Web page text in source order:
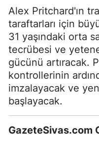
Alex Pritchard'ın
taraftarları için
31 yaşındaki orta
tecrübesi ve
gücünü artıracak.
kontrollerinin
imzalayacak ve
başlayacak.
GazeteSivas.com